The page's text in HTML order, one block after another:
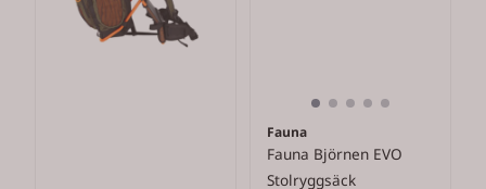
Fauna
Fauna Björnen EVO
Stolryggsäck